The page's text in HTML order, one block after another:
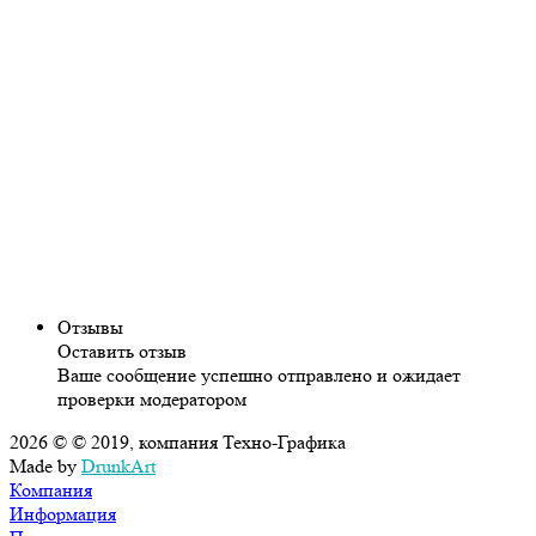
Отзывы
Оставить отзыв
Ваше сообщение успешно отправлено и ожидает
проверки модератором
2026 © © 2019, компания Техно-Графика
Made by DrunkArt
Компания
Информация